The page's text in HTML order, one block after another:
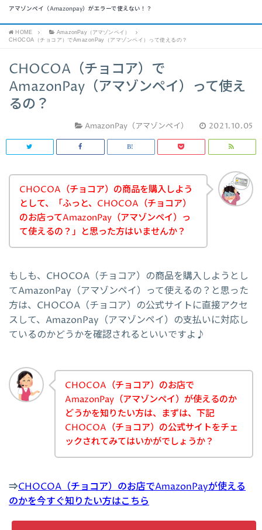
アマゾンペイ（Amazonpay）がエラーで使えない！？
HOME
AmazonPay（アマゾンペイ）
CHOCOA（チョコア）でAmazonPay（アマゾンペイ）って使えるの？
CHOCOA（チョコア）で
AmazonPay（アマゾンペイ）って使え
るの？
AmazonPay（アマゾンペイ） 2021.10.05
CHOCOA（チョコア）の商品を購入しよう
として、「ふっと、CHOCOA（チョコア）
のお店ってAmazonPay（アマゾンペイ）っ
て使えるの？」と思った方はいませんか？
もしも、CHOCOA（チョコア）の商品を購入しようとし
てAmazonPay（アマゾンペイ）って使えるの？と思った
方は、CHOCOA（チョコア）の公式サイトに直接アクセ
スして、AmazonPay（アマゾンペイ）の支払いに対応し
ているのかどうかを確認されるといいですよ♪
CHOCOA（チョコア）のお店で
AmazonPay（アマゾンペイ）が使えるのか
どうかを知りたい方は、まずは、下記
CHOCOA（チョコア）の公式サイトをチェ
ックされてみてはいかがでしょうか？
⇒CHOCOA（チョコア）のお店でAmazonPayが使える
のかを今すぐ知りたい方はこちら